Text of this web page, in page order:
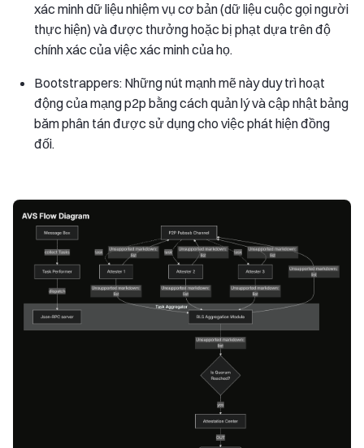
xác minh dữ liệu nhiệm vụ cơ bản (dữ liệu cuộc gọi người
thực hiện) và được thưởng hoặc bị phạt dựa trên độ
chính xác của việc xác minh của họ.
Bootstrappers: Những nút mạnh mẽ này duy trì hoạt
động của mạng p2p bằng cách quản lý và cập nhật bảng
băm phân tán được sử dụng cho việc phát hiện đồng
đối.